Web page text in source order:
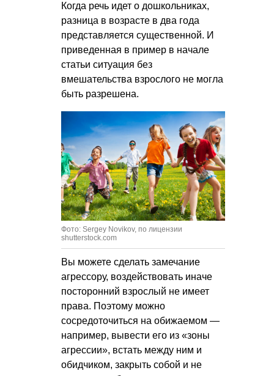
Когда речь идет о дошкольниках,
разница в возрасте в два года
представляется существенной. И
приведенная в пример в начале
статьи ситуация без
вмешательства взрослого не могла
быть разрешена.
Фото: Sergey Novikov, по лицензии
shutterstock.com
Вы можете сделать замечание
агрессору, воздействовать иначе
посторонний взрослый не имеет
права. Поэтому можно
сосредоточиться на обижаемом —
например, вывести его из «зоны
агрессии», встать между ним и
обидчиком, закрыть собой и не